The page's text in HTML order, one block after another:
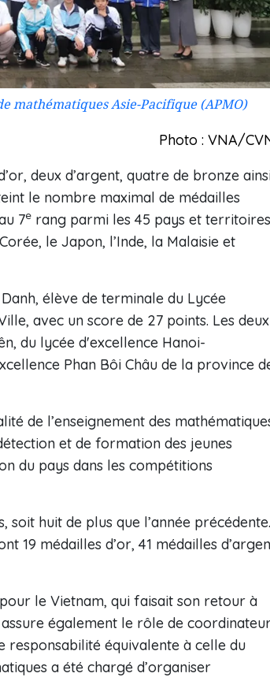
mathématiques Asie-Pacifique (APMO)
Photo : VNA/
deux d’argent, quatre de bronze
le nombre maximal de médailles
7e rang parmi les 45 pays et territoires
le Japon, l’Inde, la Malaisie et
élève de terminale du Lycée
avec un score de 27 points. Les deux
du lycée d'excellence Hanoi-
Phan Bôi Châu de la province
de l’enseignement des
et de formation des jeunes
du pays dans les compétitions
soit huit de plus que l’année précédente.
19 médailles d’or, 41 médailles
le Vietnam, qui faisait son retour à
assure également le rôle de
équivalente à celle du
a été chargé d’organiser